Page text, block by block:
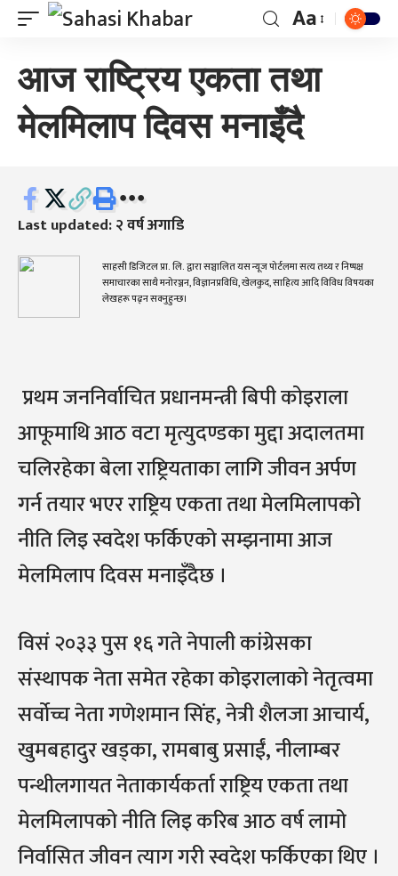
Aa
आज राष्ट्रिय एकता तथा
मेलमिलाप दिवस मनाइँदै
Last updated: २ वर्ष अगाडि
साहसी डिजिटल प्रा. लि. द्वारा सञ्चालित यस न्यूज पोर्टलमा सत्य तथ्य र निष्पक्ष
समाचारका साथै मनोरञ्जन, विज्ञानप्रविधि, खेलकुद, साहित्य आदि विविध विषयका
लेखहरू पढ्न सक्नुहुन्छ।
प्रथम जननिर्वाचित प्रधानमन्त्री बिपी कोइराला
आफूमाथि आठ वटा मृत्युदण्डका मुद्दा अदालतमा
चलिरहेका बेला राष्ट्रियताका लागि जीवन अर्पण
गर्न तयार भएर राष्ट्रिय एकता तथा मेलमिलापको
नीति लिइ स्वदेश फर्किएको सम्झनामा आज
मेलमिलाप दिवस मनाइँदैछ ।
विसं २०३३ पुस १६ गते नेपाली कांग्रेसका
संस्थापक नेता समेत रहेका कोइरालाको नेतृत्वमा
सर्वोच्च नेता गणेशमान सिंह, नेत्री शैलजा आचार्य,
खुमबहादुर खड्का, रामबाबु प्रसाईं, नीलाम्बर
पन्थीलगायत नेताकार्यकर्ता राष्ट्रिय एकता तथा
मेलमिलापको नीति लिइ करिब आठ वर्ष लामो
निर्वासित जीवन त्याग गरी स्वदेश फर्किएका थिए ।